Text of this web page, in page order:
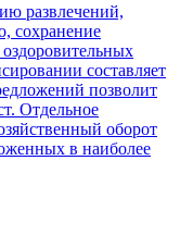
развлечений,
сохранение
составляет
позволит
Отдельное
оборот
в наиболее